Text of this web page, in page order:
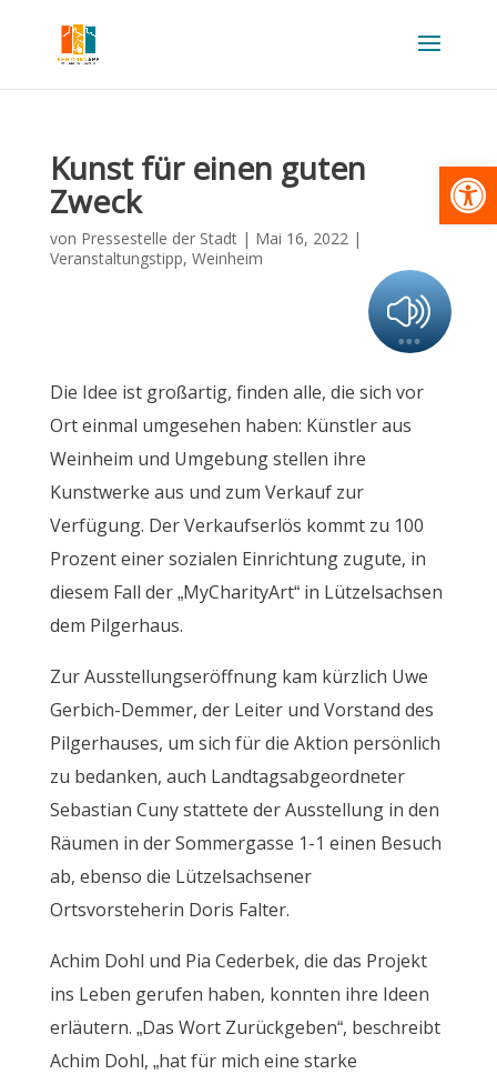
Kunst für einen guten
Zweck
von Pressestelle der Stadt| Mai 16, 2022|
Veranstaltungstipp, Weinheim
Die Idee ist großartig, finden alle, die sich vor
Ort einmal umgesehen haben: Künstler aus
Weinheim und Umgebung stellen ihre
Kunstwerke aus und zum Verkauf zur
Verfügung. Der Verkaufserlös kommt zu 100
Prozent einer sozialen Einrichtung zugute, in
diesem Fall der „MyCharityArt“ in Lützelsachsen
dem Pilgerhaus.
Zur Ausstellungseröffnung kam kürzlich Uwe
Gerbich-Demmer, der Leiter und Vorstand des
Pilgerhauses, um sich für die Aktion persönlich
zu bedanken, auch Landtagsabgeordneter
Sebastian Cuny stattete der Ausstellung in den
Räumen in der Sommergasse 1-1 einen Besuch
ab, ebenso die Lützelsachsener
Ortsvorsteherin Doris Falter.
Achim Dohl und Pia Cederbek, die das Projekt
ins Leben gerufen haben, konnten ihre Ideen
erläutern. „Das Wort Zurückgeben“, beschreibt
Achim Dohl, „hat für mich eine starke